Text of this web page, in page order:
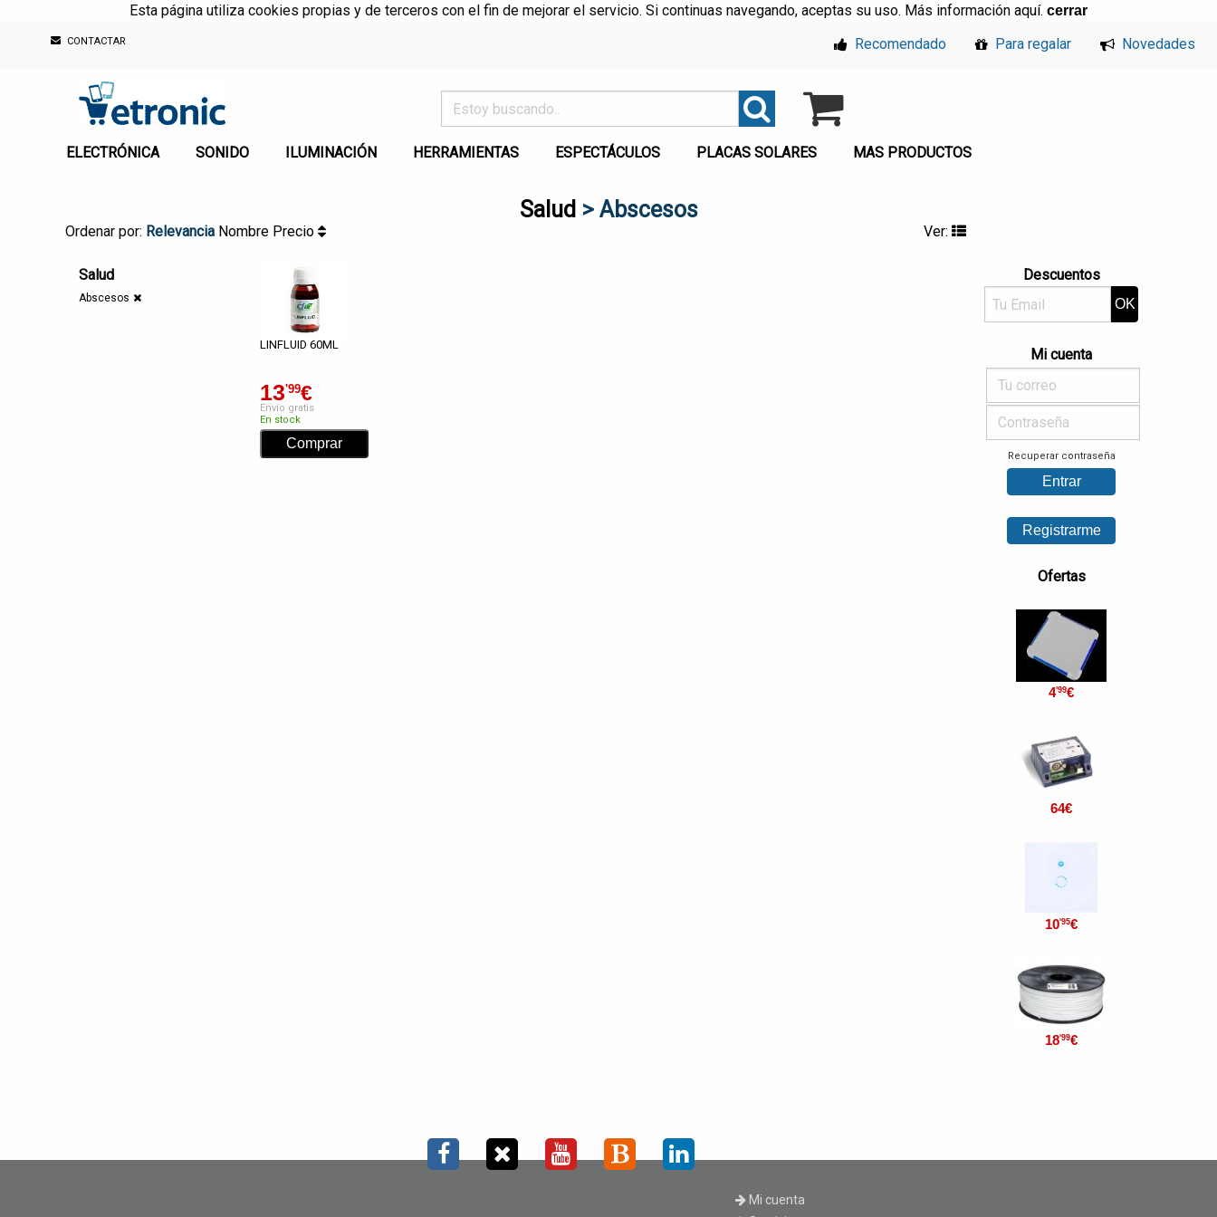
Esta página utiliza cookies propias y de terceros con el fin de mejorar el servicio. Si continuas navegando, aceptas su uso. Más información aquí. cerrar
CONTACTAR Recomendado Para regalar Novedades
ELECTRÓNICA SONIDO ILUMINACIÓN HERRAMIENTAS ESPECTÁCULOS PLACAS SOLARES MAS PRODUCTOS
Salud > Abscesos
Ordenar por: Relevancia Nombre Precio Ver:
Salud
Abscesos
LINFLUID 60ML
13'99€
Envío gratis
En stock
Descuentos
Mi cuenta
Recuperar contraseña
Ofertas
4'99€
64€
10'95€
18'99€
Mi cuenta